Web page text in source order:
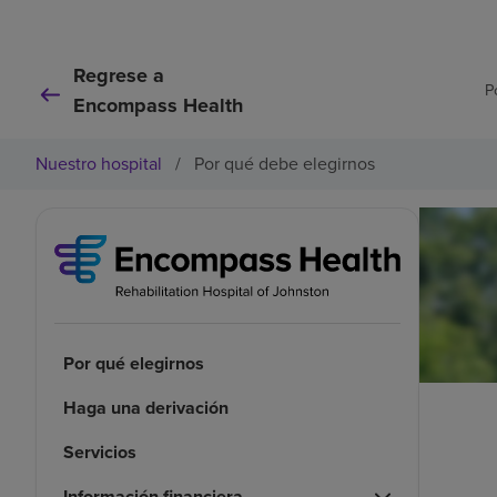
Regrese a
Encompass Health
Nuestro hospital / Por qué debe elegirnos
Por qué elegirnos
Haga una derivación
Servicios